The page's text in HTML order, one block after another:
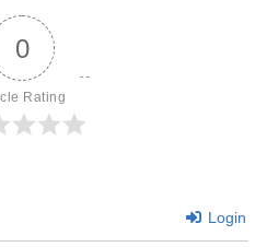
0
Rating
Login